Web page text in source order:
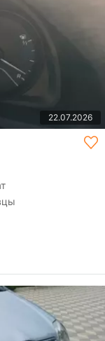
22.07.2026